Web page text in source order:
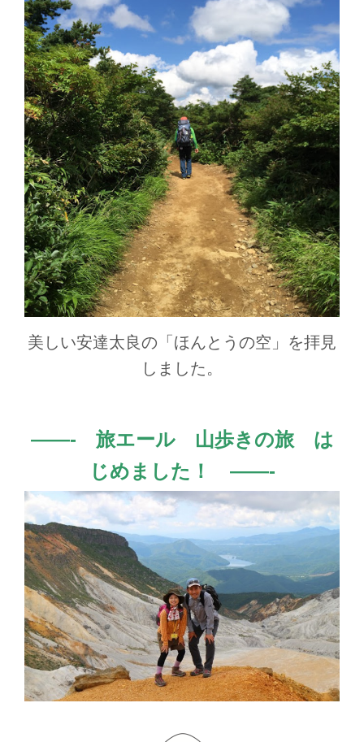
美しい安達太良の「ほんとうの空」を拝見
しました。
——- 旅エール 山歩きの旅 は
じめました！ ——-